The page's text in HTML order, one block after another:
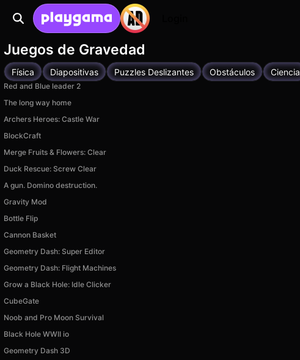
Juegos de Gravedad
Física Diapositivas Puzzles Deslizantes Obstáculos Ciencia
Red and Blue leader 2
The long way home
Archers Heroes: Castle War
BlockCraft
Merge Fruits & Flowers: Clear
Duck Rescue: Screw Clear
A gun. Domino destruction.
Gravity Mod
Bottle Flip
Cannon Basket
Geometry Dash: Super Editor
Geometry Dash: Flight Machines
Grow a Black Hole: Idle Clicker
CubeGate
Noob and Pro Moon Survival
Black Hole WWII io
Geometry Dash 3D